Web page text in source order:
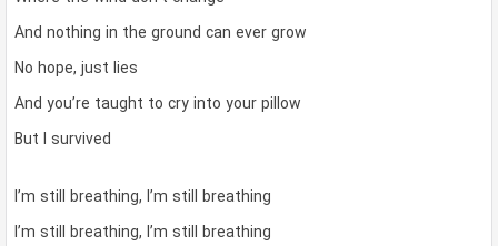
And nothing in the ground can ever grow
No hope, just lies
And you’re taught to cry into your pillow
But I survived
I’m still breathing, I’m still breathing
I’m still breathing, I’m still breathing